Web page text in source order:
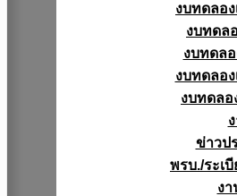
งบทดลอ
งบทดล
งบทดลอ
งบทดลอ
งบทดลอ
ข่าวป
พรบ./ระเ
งา